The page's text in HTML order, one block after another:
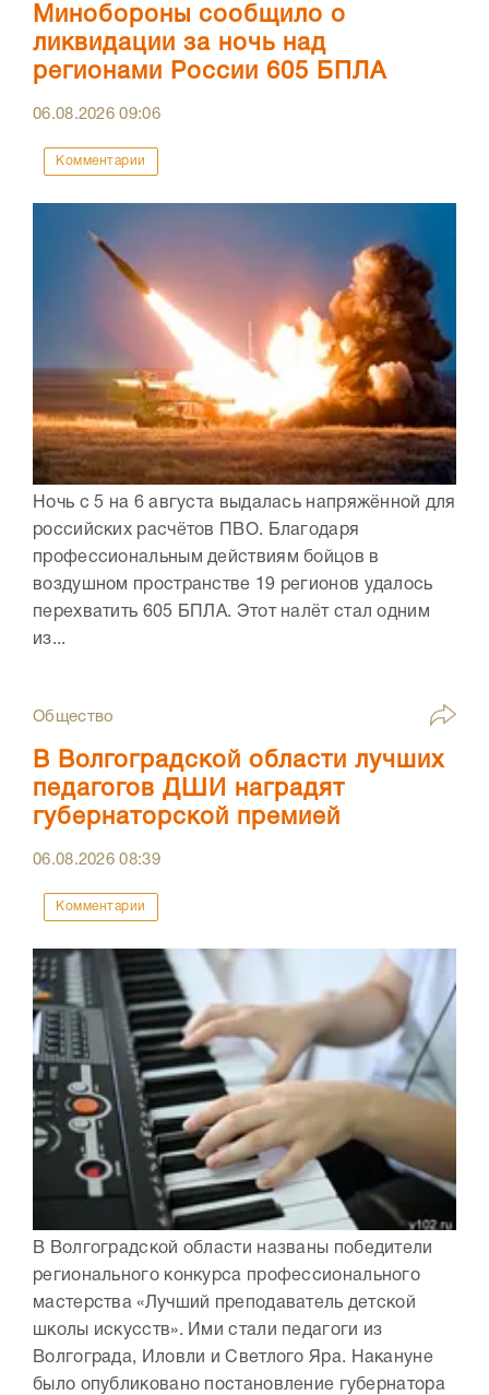
Минобороны сообщило о
ликвидации за ночь над
регионами России 605 БПЛА
06.08.202609:06
Комментарии
Ночь с 5 на 6 августа выдалась напряжённой для
российских расчётов ПВО. Благодаря
профессиональным действиям бойцов в
воздушном пространстве 19 регионов удалось
перехватить 605 БПЛА. Этот налёт стал одним
из...
Общество
В Волгоградской области лучших
педагогов ДШИ наградят
губернаторской премией
06.08.202608:39
Комментарии
В Волгоградской области названы победители
регионального конкурса профессионального
мастерства «Лучший преподаватель детской
школы искусств». Ими стали педагоги из
Волгограда, Иловли и Светлого Яра. Накануне
было опубликовано постановление губернатора